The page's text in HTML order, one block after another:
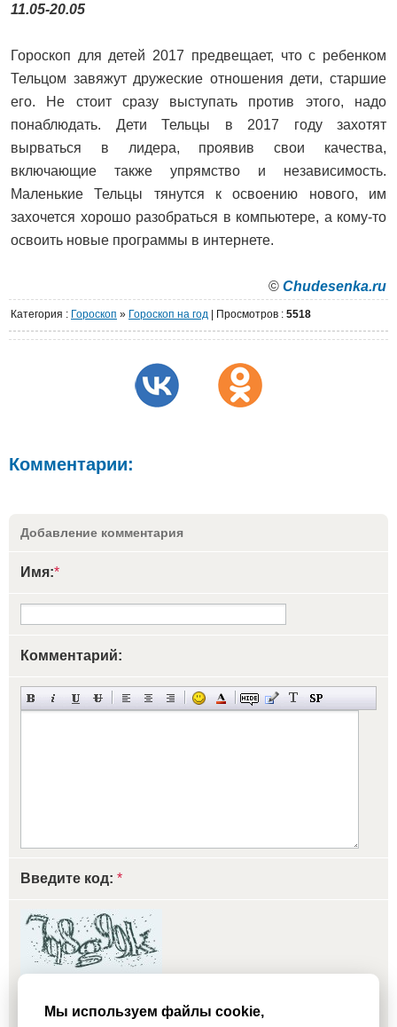
11.05-20.05
Гороскоп для детей 2017 предвещает, что с ребенком
Тельцом завяжут дружеские отношения дети, старшие
его. Не стоит сразу выступать против этого, надо
понаблюдать. Дети Тельцы в 2017 году захотят
вырваться в лидера, проявив свои качества,
включающие также упрямство и независимость.
Маленькие Тельцы тянутся к освоению нового, им
захочется хорошо разобраться в компьютере, а кому-то
освоить новые программы в интернете.
© Сhudesenka.ru
Категория : Гороскоп » Гороскоп на год Просмотров : 5518
Комментарии:
Добавление комментария
Имя:*
Комментарий:
Введите код: *
Мы используем файлы cookie,